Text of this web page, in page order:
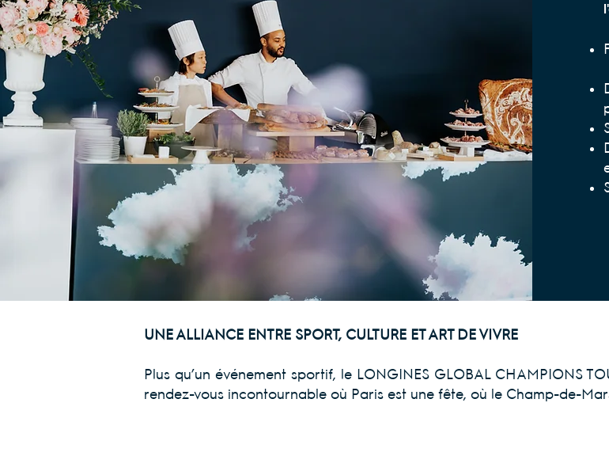
UNE ALLIANCE ENTRE SPORT, CULTURE ET ART DE VIVRE
Plus qu’un événement sportif, le LONGINES GLOBAL CHAMPIONS
rendez-vous incontournable où Paris est une fête, où le Champ-de-